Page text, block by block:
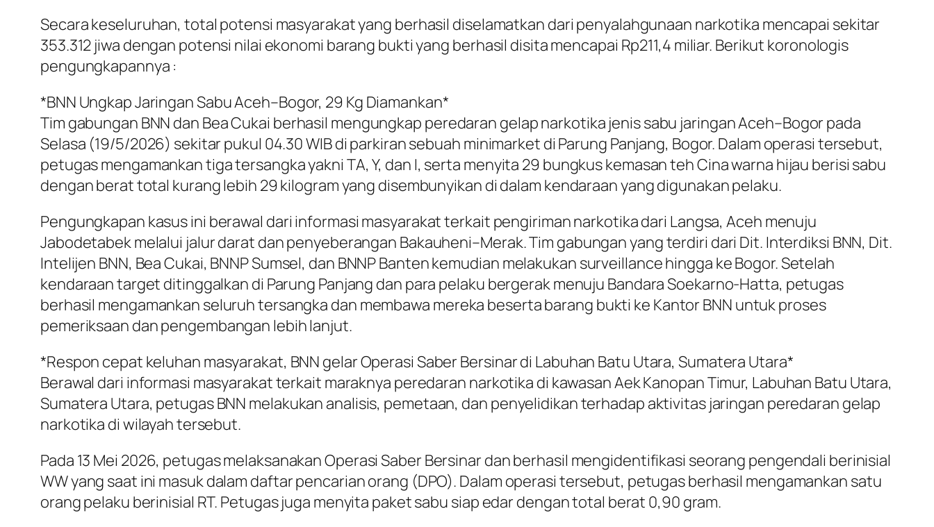
Secara keseluruhan, total potensi masyarakat yang berhasil diselamatkan dari penyalahgunaan narkotika mencapai sekitar
353.312 jiwa dengan potensi nilai ekonomi barang bukti yang berhasil disita mencapai Rp211,4 miliar. Berikut koronologis
pengungkapannya :
*BNN Ungkap Jaringan Sabu Aceh–Bogor, 29 Kg Diamankan*
Tim gabungan BNN dan Bea Cukai berhasil mengungkap peredaran gelap narkotika jenis sabu jaringan Aceh–Bogor pada
Selasa (19/5/2026) sekitar pukul 04.30 WIB di parkiran sebuah minimarket di Parung Panjang, Bogor. Dalam operasi tersebut,
petugas mengamankan tiga tersangka yakni TA, Y, dan I, serta menyita 29 bungkus kemasan teh Cina warna hijau berisi sabu
dengan berat total kurang lebih 29 kilogram yang disembunyikan di dalam kendaraan yang digunakan pelaku.
Pengungkapan kasus ini berawal dari informasi masyarakat terkait pengiriman narkotika dari Langsa, Aceh menuju
Jabodetabek melalui jalur darat dan penyeberangan Bakauheni–Merak. Tim gabungan yang terdiri dari Dit. Interdiksi BNN, Dit.
Intelijen BNN, Bea Cukai, BNNP Sumsel, dan BNNP Banten kemudian melakukan surveillance hingga ke Bogor. Setelah
kendaraan target ditinggalkan di Parung Panjang dan para pelaku bergerak menuju Bandara Soekarno-Hatta, petugas
berhasil mengamankan seluruh tersangka dan membawa mereka beserta barang bukti ke Kantor BNN untuk proses
pemeriksaan dan pengembangan lebih lanjut.
*Respon cepat keluhan masyarakat, BNN gelar Operasi Saber Bersinar di Labuhan Batu Utara, Sumatera Utara*
Berawal dari informasi masyarakat terkait maraknya peredaran narkotika di kawasan Aek Kanopan Timur, Labuhan Batu Utara,
Sumatera Utara, petugas BNN melakukan analisis, pemetaan, dan penyelidikan terhadap aktivitas jaringan peredaran gelap
narkotika di wilayah tersebut.
Pada 13 Mei 2026, petugas melaksanakan Operasi Saber Bersinar dan berhasil mengidentifikasi seorang pengendali berinisial
WW yang saat ini masuk dalam daftar pencarian orang (DPO). Dalam operasi tersebut, petugas berhasil mengamankan satu
orang pelaku berinisial RT. Petugas juga menyita paket sabu siap edar dengan total berat 0,90 gram.